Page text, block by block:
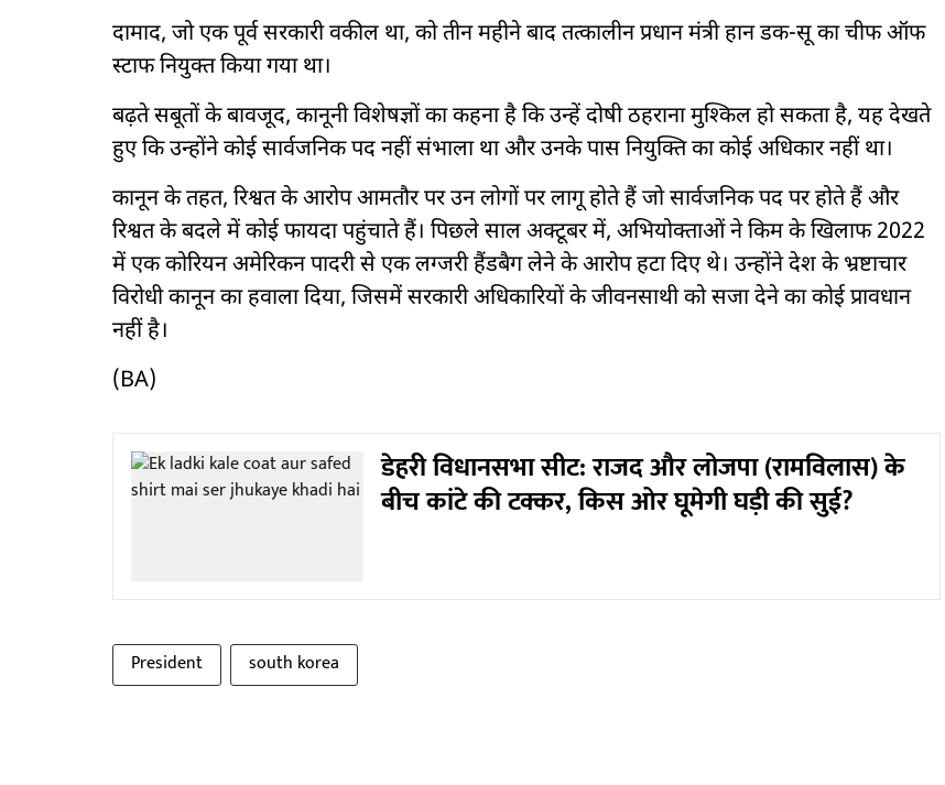
दामाद, जो एक पूर्व सरकारी वकील था, को तीन महीने बाद तत्कालीन प्रधान मंत्री हान डक-सू का चीफ ऑफ
स्टाफ नियुक्त किया गया था।
बढ़ते सबूतों के बावजूद, कानूनी विशेषज्ञों का कहना है कि उन्हें दोषी ठहराना मुश्किल हो सकता है, यह देखते
हुए कि उन्होंने कोई सार्वजनिक पद नहीं संभाला था और उनके पास नियुक्ति का कोई अधिकार नहीं था।
कानून के तहत, रिश्वत के आरोप आमतौर पर उन लोगों पर लागू होते हैं जो सार्वजनिक पद पर होते हैं और
रिश्वत के बदले में कोई फायदा पहुंचाते हैं। पिछले साल अक्टूबर में, अभियोक्ताओं ने किम के खिलाफ 2022
में एक कोरियन अमेरिकन पादरी से एक लग्जरी हैंडबैग लेने के आरोप हटा दिए थे। उन्होंने देश के भ्रष्टाचार
विरोधी कानून का हवाला दिया, जिसमें सरकारी अधिकारियों के जीवनसाथी को सजा देने का कोई प्रावधान
नहीं है।
(BA)
डेहरी विधानसभा सीट: राजद और लोजपा (रामविलास) के
बीच कांटे की टक्कर, किस ओर घूमेगी घड़ी की सुई?
President south korea